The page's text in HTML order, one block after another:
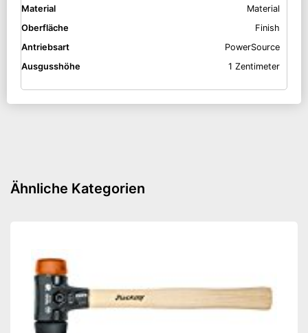
Material
Material
Oberfläche
Finish
Antriebsart
PowerSource
Ausgusshöhe
1 Zentimeter
Ähnliche Kategorien